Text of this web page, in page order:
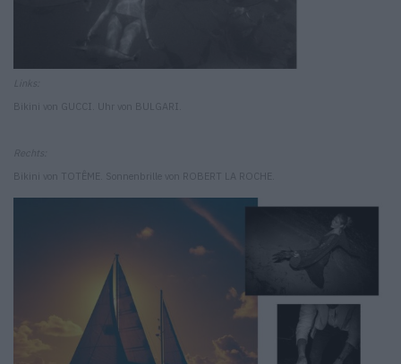
Bikini von GUCCI. Uhr von BULGARI.
Bikini von TOTÊME. Sonnenbrille von ROBERT LA ROCHE.